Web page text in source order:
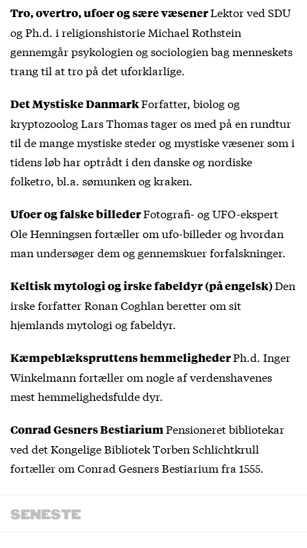
Tro, overtro, ufoer og sære væsenerLektor ved SDU
og Ph.d. i religionshistorie Michael Rothstein
gennemgår psykologien og sociologien bag menneskets
trang til at tro på det uforklarlige.
Det Mystiske DanmarkForfatter, biolog og
kryptozoolog Lars Thomas tager os med på en rundtur
til de mange mystiske steder og mystiske væsener som i
tidens løb har optrådt i den danske og nordiske
folketro, bl.a. sømunken og kraken.
Ufoer og falske billederFotografi- og UFO-ekspert
Ole Henningsen fortæller om ufo-billeder og hvordan
man undersøger dem og gennemskuer forfalskninger.
Keltisk mytologi og irske fabeldyr (på engelsk)Den
irske forfatter Ronan Coghlan beretter om sit
hjemlands mytologi og fabeldyr.
Kæmpeblækspruttens hemmelighederPh.d. Inger
Winkelmann fortæller om nogle af verdenshavenes
mest hemmelighedsfulde dyr.
Conrad Gesners BestiariumPensioneret bibliotekar
ved det Kongelige Bibliotek Torben Schlichtkrull
fortæller om Conrad Gesners Bestiarium fra 1555.
SENESTE